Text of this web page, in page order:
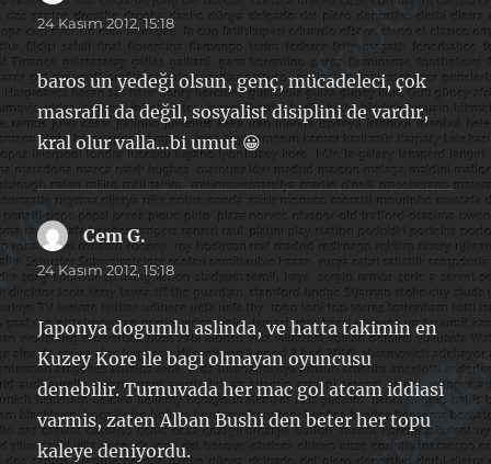
ki:
24 Kasım 2012, 15:18
baros un yedeği olsun, genç, mücadeleci, çok
masrafli da değil, sosyalist disiplini de vardır,
kral olur valla…bi umut 😀
Cem G. dedi
ki:
24 Kasım 2012, 15:18
Japonya dogumlu aslinda, ve hatta takimin en
Kuzey Kore ile bagi olmayan oyuncusu
denebilir. Turnuvada her mac gol atcam iddiasi
varmis, zaten Alban Bushi den beter her topu
kaleye deniyordu.